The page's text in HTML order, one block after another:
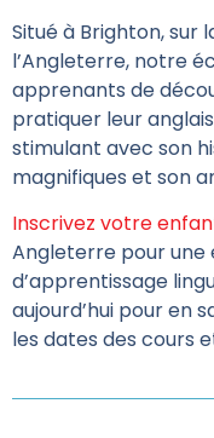
Situé à Brighton, sur
l’Angleterre, notre
apprenants de
pratiquer leur
stimulant avec son
magnifiques et son
Inscrivez votre
Angleterre pour une
d’apprentissage
aujourd’hui pour en
les dates des cours